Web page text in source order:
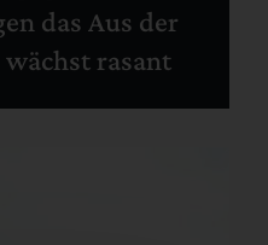
das Aus der
wächst rasant